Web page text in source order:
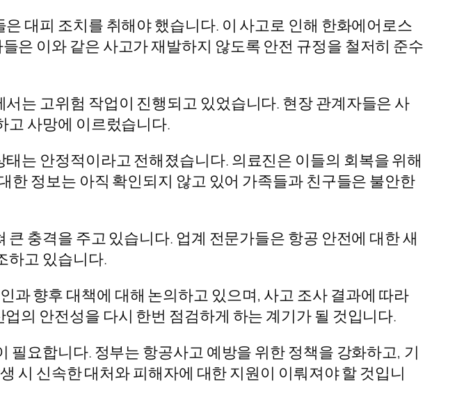
대피 조치를 취해야 했습니다. 이 사고로 인해 한화에어로스
은 이와 같은 사고가 재발하지 않도록 안전 규정을 철저히 준수
는 고위험 작업이 진행되고 있었습니다. 현장 관계자들은 사
고 사망에 이르렀습니다.
는 안정적이라고 전해졌습니다. 의료진은 이들의 회복을 위해
한 정보는 아직 확인되지 않고 있어 가족들과 친구들은 불안한
충격을 주고 있습니다. 업계 전문가들은 항공 안전에 대한 새
하고 있습니다.
향후 대책에 대해 논의하고 있으며, 사고 조사 결과에 따라
의 안전성을 다시 한번 점검하게 하는 계기가 될 것입니다.
요합니다. 정부는 항공사고 예방을 위한 정책을 강화하고, 기
시 신속한 대처와 피해자에 대한 지원이 이뤄져야 할 것입니